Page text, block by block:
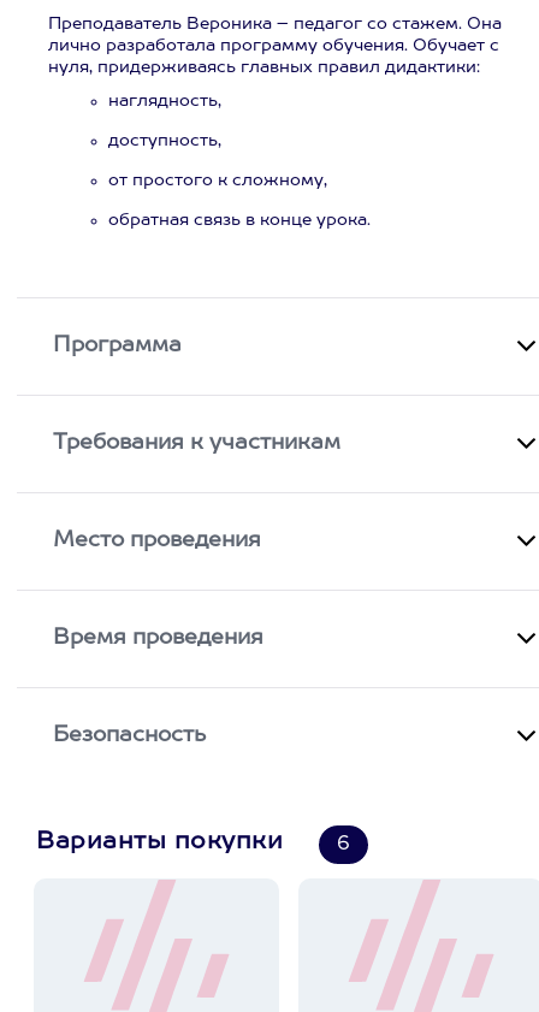
Преподаватель Вероника – педагог со стажем. Она
лично разработала программу обучения. Обучает с
нуля, придерживаясь главных правил дидактики:
наглядность,
доступность,
от простого к сложному,
обратная связь в конце урока.
Программа
Требования к участникам
Место проведения
Время проведения
Безопасность
Варианты покупки 6